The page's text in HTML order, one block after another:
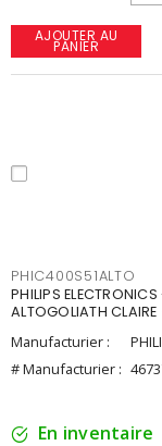
AJOUTER AU
PANIER
PHIC400S51ALTO
PHILIPS
ALTOGOLIATH
Manufacturier :
# Manufacturier :
En inventaire